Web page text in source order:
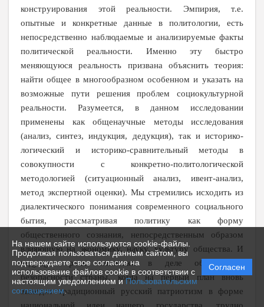
На нашем сайте используются cookie-файлы.
Продолжая пользоваться данным сайтом, вы
подтверждаете свое согласие на
использование файлов cookie в соответствии с
настоящим уведомлением иПользовательским
соглашением.
Согласен
конструирования этой реальности. Эмпирия, т.е.
опытные и конкретные данные в политологии, есть
непосредственно наблюдаемые и анализируемые факты
политической реальности. Именно эту быстро
меняющуюся реальность призвана объяснить теория:
найти общее в многообразном особенном и указать на
возможные пути решения проблем социокультурной
реальности. Разумеется, в данном исследовании
применены как общенаучные методы исследования
(анализ, синтез, индукция, дедукция), так и историко-
логический и историко-сравнительный методы в
совокупности с конкретно-политологической
методологией (ситуационный анализ, ивент-анализ,
метод экспертной оценки). Мы стремились исходить из
диалектического понимания современного социального
бытия, рассматривая политику как форму
общественного сознания, непосредственным образом
влияющую на экономику, науку, культуру общества. И
ведущую роль политики в деле обеспечения
безопасности страны, когда на первый план вновь
выходит традиционный русский патриотизм в форме